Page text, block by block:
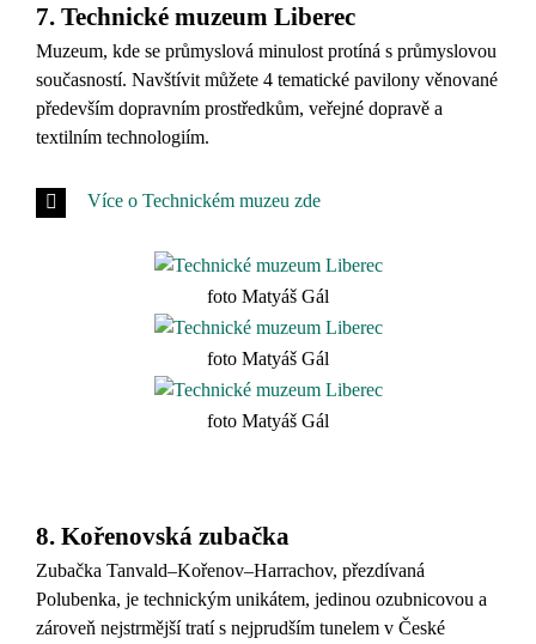
7. Technické muzeum Liberec
Muzeum, kde se průmyslová minulost protíná s průmyslovou
současností. Navštívit můžete 4 tematické pavilony věnované
především dopravním prostředkům, veřejné dopravě a
textilním technologiím.
Více o Technickém muzeu zde
foto Matyáš Gál
foto Matyáš Gál
foto Matyáš Gál
8. Kořenovská zubačka
Zubačka Tanvald–Kořenov–Harrachov, přezdívaná
Polubenka, je technickým unikátem, jedinou ozubnicovou a
zároveň nejstrmější tratí s nejprudším tunelem v České